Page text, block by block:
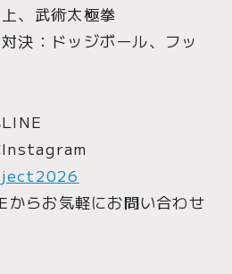
、武術太極拳
決：ドッジボール、フッ
Instagram
からお気軽にお問い合わせ